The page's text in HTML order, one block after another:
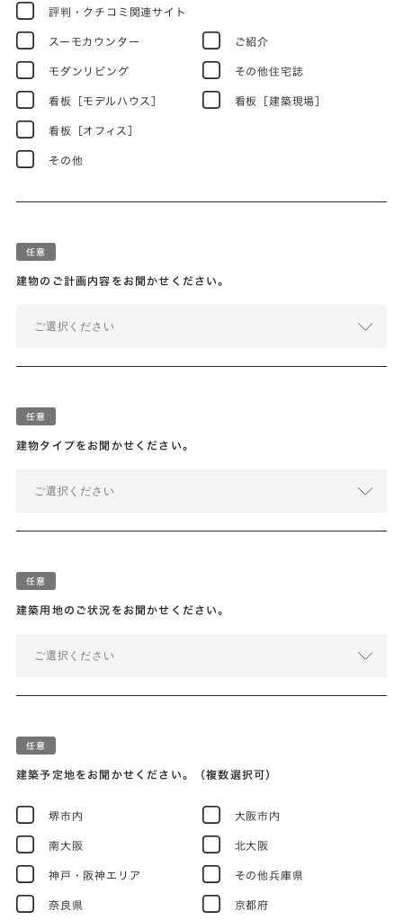
評判・クチコミ関連サイト
スーモカウンター ご紹介
モダンリビング その他住宅誌
看板［モデルハウス］ 看板［建築現場］
看板［オフィス］
その他
建物のご計画内容をお聞かせください。
ご選択ください
建物タイプをお聞かせください。
ご選択ください
建築用地のご状況をお聞かせください。
ご選択ください
建築予定地をお聞かせください。（複数選択可）
堺市内 大阪市内
南大阪 北大阪
神戸・阪神エリア その他兵庫県
奈良県 京都府